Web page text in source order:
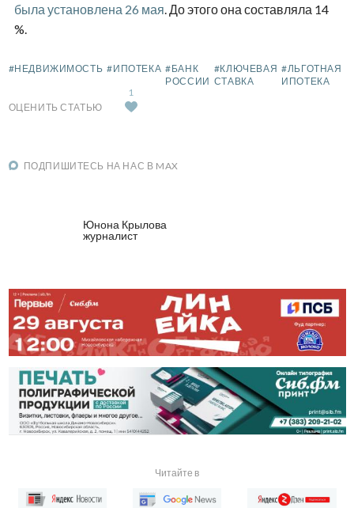
была установлена 26 мая. До этого она составляла 14
%.
#НЕДВИЖИМОСТЬ #ИПОТЕКА #БАНК
РОССИИ
#КЛЮЧЕВАЯ
СТАВКА
#ЛЬГОТНАЯ
ИПОТЕКА
ОЦЕНИТЬ СТАТЬЮ
1
ПОДПИШИТЕСЬ НА НАС В MAX
Юнона Крылова
журналист
Читайте в